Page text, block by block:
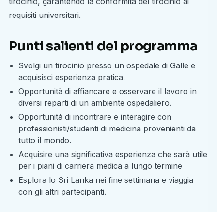
requisiti universitari.
Punti salienti del programma
Svolgi un tirocinio presso un ospedale di Galle e
acquisisci esperienza pratica.
Opportunità di affiancare e osservare il lavoro in
diversi reparti di un ambiente ospedaliero.
Opportunità di incontrare e interagire con
professionisti/studenti di medicina provenienti da
tutto il mondo.
Acquisire una significativa esperienza che sarà utile
per i piani di carriera medica a lungo termine
Esplora lo Sri Lanka nei fine settimana e viaggia
con gli altri partecipanti.